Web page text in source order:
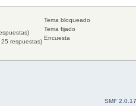
respuestas)
Tema bloqueado
Tema fijado
Encuesta
SMF 2.0.17